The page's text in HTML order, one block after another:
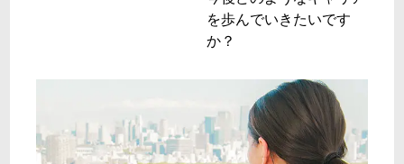
を歩んでいきたいです
か？